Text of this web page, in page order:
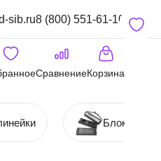
sib.ru8 (800) 551-61-10
СравнениеКорзина
Блоки